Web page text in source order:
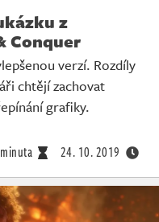
z
Conquer
verzí. Rozdíly
chtějí zachovat
grafiky.
24. 10. 2019